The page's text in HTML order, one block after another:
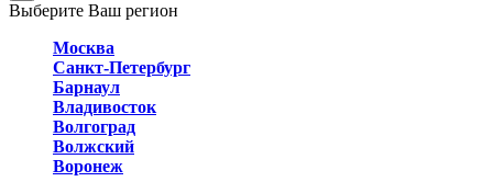
Выберите Ваш регион
Москва
Санкт-Петербург
Барнаул
Владивосток
Волгоград
Волжский
Воронеж